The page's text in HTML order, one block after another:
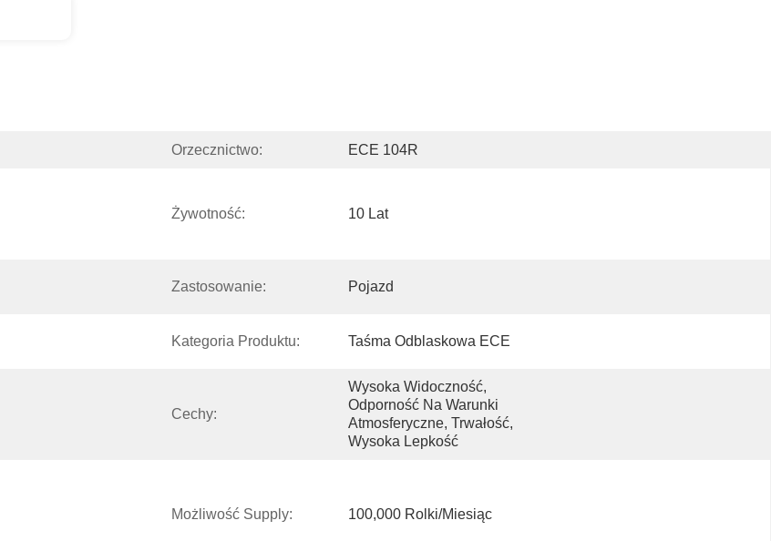
Orzecznictwo: ECE 104R
Żywotność: 10 Lat
Zastosowanie: Pojazd
Kategoria Produktu: Taśma Odblaskowa ECE
Cechy:
Wysoka Widoczność,
Odporność Na Warunki
Atmosferyczne, Trwałość,
Wysoka Lepkość
Możliwość Supply: 100,000 Rolki/miesiąc